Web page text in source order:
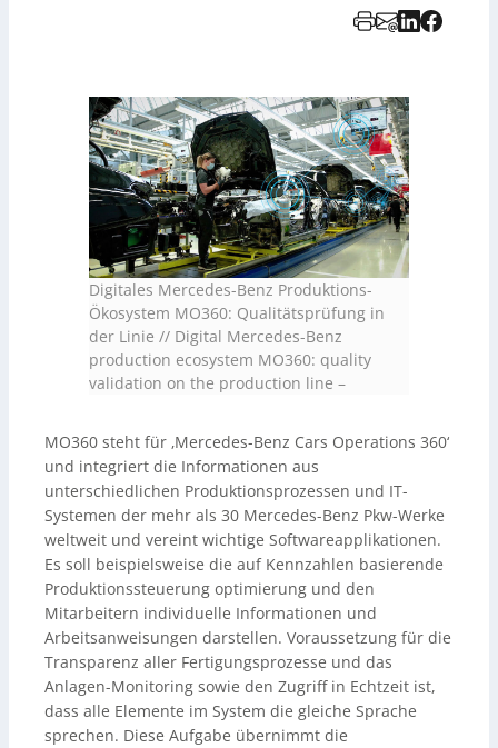
Digitales Mercedes-Benz Produktions-
Ökosystem MO360: Qualitätsprüfung in
der Linie // Digital Mercedes-Benz
production ecosystem MO360: quality
validation on the production line –
MO360 steht für ‚Mercedes-Benz Cars Operations 360‘
und integriert die Informationen aus
unterschiedlichen Produktionsprozessen und IT-
Systemen der mehr als 30 Mercedes-Benz Pkw-Werke
weltweit und vereint wichtige Softwareapplikationen.
Es soll beispielsweise die auf Kennzahlen basierende
Produktionssteuerung optimierung und den
Mitarbeitern individuelle Informationen und
Arbeitsanweisungen darstellen. Voraussetzung für die
Transparenz aller Fertigungsprozesse und das
Anlagen-Monitoring sowie den Zugriff in Echtzeit ist,
dass alle Elemente im System die gleiche Sprache
sprechen. Diese Aufgabe übernimmt die